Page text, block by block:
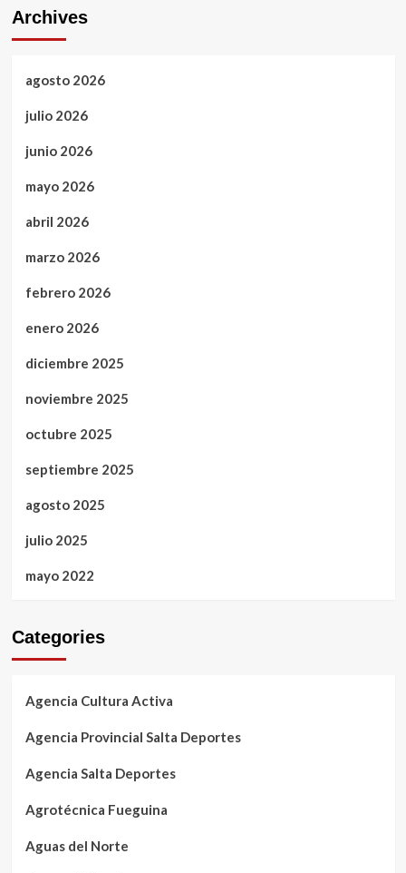
Archives
agosto 2026
julio 2026
junio 2026
mayo 2026
abril 2026
marzo 2026
febrero 2026
enero 2026
diciembre 2025
noviembre 2025
octubre 2025
septiembre 2025
agosto 2025
julio 2025
mayo 2022
Categories
Agencia Cultura Activa
Agencia Provincial Salta Deportes
Agencia Salta Deportes
Agrotécnica Fueguina
Aguas del Norte